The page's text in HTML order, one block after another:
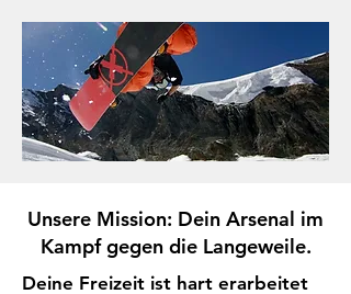
Unsere Mission: Dein Arsenal im
Kampf gegen die Langeweile.
Deine Freizeit ist hart erarbeitet